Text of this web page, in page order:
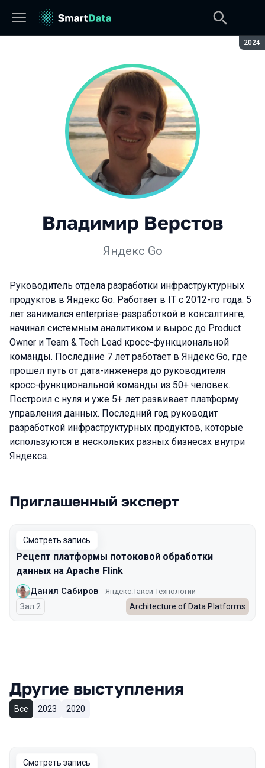
2024
Владимир Верстов
Яндекс Go
Руководитель отдела разработки инфраструктурных
продуктов в Яндекс Go. Работает в IT с 2012-го года. 5
лет занимался enterprise-разработкой в консалтинге,
начинал системным аналитиком и вырос до Product
Owner и Team & Tech Lead кросс-функциональной
команды. Последние 7 лет работает в Яндекс Gо, где
прошел путь от дата-инженера до руководителя
кросс-функциональной команды из 50+ человек.
Построил с нуля и уже 5+ лет развивает платформу
управления данных. Последний год руководит
разработкой инфраструктурных продуктов, которые
используются в нескольких разных бизнесах внутри
Яндекса.
Выступления в сезоне 2024
Приглашенный эксперт
Смотреть запись
Рецепт платформы потоковой обработки
данных на Apache Flink
Данил Сабиров Яндекс.Такси Технологии
Зал 2 Architecture of Data Platforms
Другие выступления
Все 2023 2020
Смотреть запись